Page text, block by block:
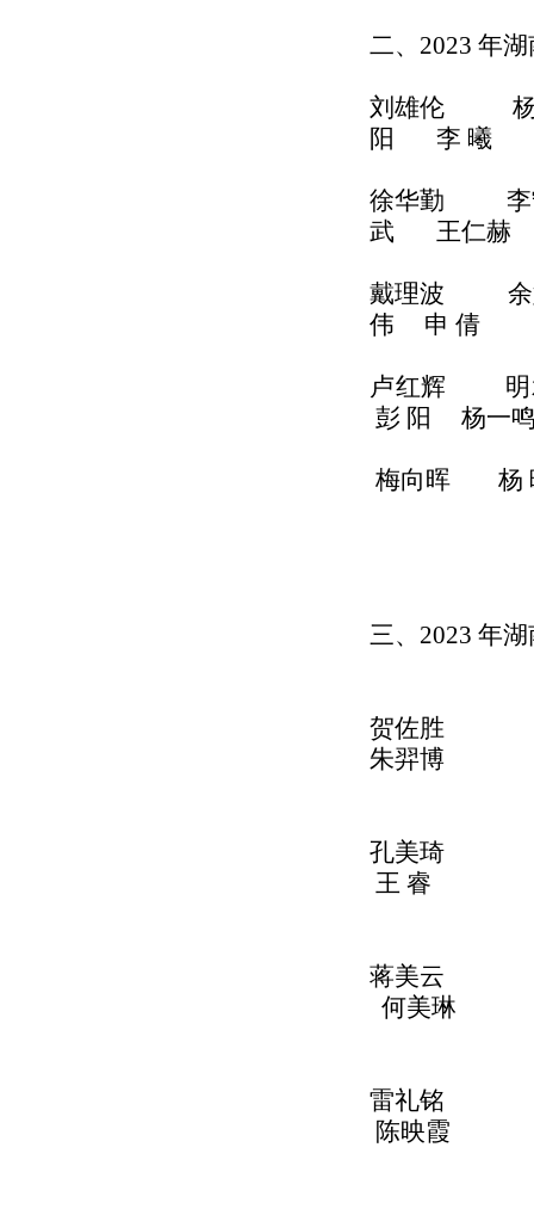
二、2023 年
刘雄伦
阳 李
徐华勤
武 王仁赫
戴理波
伟 申 倩
卢红辉
彭 阳 杨
梅向晖 杨
三、2023 年
贺佐
朱羿博
孔美
王 睿
蒋美
何美
雷礼
陈映霞